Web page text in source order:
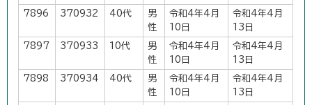
7896 370932 40代
男
性
令和4年4月
10日
令和4年4月
13日
7897 370933 10代
男
性
令和4年4月
10日
令和4年4月
13日
7898 370934 40代
男
性
令和4年4月
10日
令和4年4月
13日